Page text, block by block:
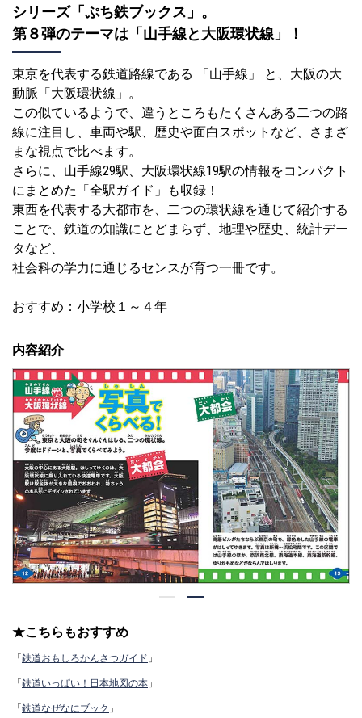
シリーズ「ぷち鉄ブックス」。
第８弾のテーマは「山手線と大阪環状線」！
東京を代表する鉄道路線である 「山手線」 と、大阪の大
動脈「大阪環状線」。
この似ているようで、違うところもたくさんある二つの路
線に注目し、車両や駅、歴史や面白スポットなど、さまざ
まな視点で比べます。
さらに、山手線29駅、大阪環状線19駅の情報をコンパクト
にまとめた「全駅ガイド」も収録！
東西を代表する大都市を、二つの環状線を通じて紹介する
ことで、鉄道の知識にとどまらず、地理や歴史、統計デー
タなど、
社会科の学力に通じるセンスが育つ一冊です。
おすすめ：小学校１～４年
内容紹介
★こちらもおすすめ
「鉄道おもしろかんさつガイド 」
「鉄道いっぱい！日本地図の本 」
「鉄道なぜなにブック 」